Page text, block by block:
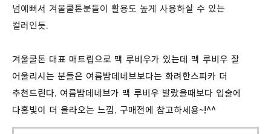
넘예뻐서 겨울쿨톤분들이 활용도 높게 사용하실 수 있는
컬러인듯.
겨울쿨톤 대표 매트립으로 맥 루비우가 있는데 맥 루비우 잘
어울리시는 분들은 여름밤데네브보다는 화려한스피카 더
추천드린다. 여름밤데네브가 맥 루비우 발랐을때보다 입술에
다홍빛이 더 올라오는 느낌. 구매전에 참고하세용~!^^